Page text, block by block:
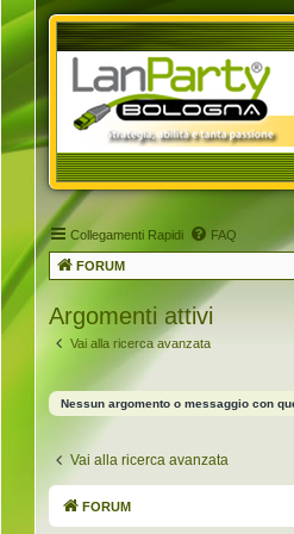
Collegamenti Rapidi FAQ
FORUM
Argomenti attivi
Vai alla ricerca avanzata
Nessun argomento o messaggio con
Vai alla ricerca avanzata
FORUM